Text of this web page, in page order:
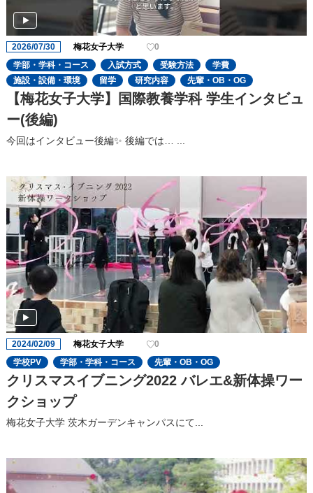
2026/07/30 梅花女子大学
0
学部・学科・コース
入試方式 受験方法
学費
施設・設備・環境
留学 研究内容 先輩・OB・OG
【梅花女子大学】国際教養学科 学生インタビュ
ー(後編)
今回はインタビュー後編✨ 後編では… ...
2024/02/09 梅花女子大学
0
学校PV
学部・学科・コース 先輩・OB・OG
クリスマスイブニング2022 バレエ&新体操ワー
クショップ
梅花女子大学 茨木ガーデンキャンパスにて...